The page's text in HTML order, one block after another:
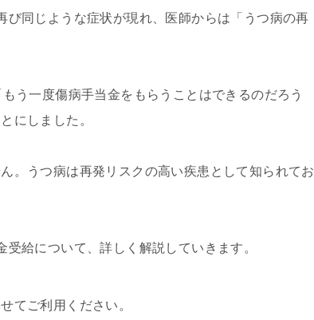
同じような症状が現れ、医師からは「うつ病の再
う一度傷病手当金をもらうことはできるのだろう
にしました。
。うつ病は再発リスクの高い疾患として知られてお
給について、詳しく解説していきます。
てご利用ください。